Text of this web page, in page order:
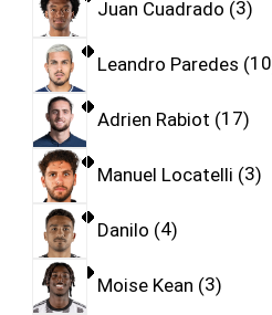
Juan Cuadrado 3
Leandro Paredes 10
Adrien Rabiot 17
Manuel Locatelli 3
Danilo 4
Moise Kean 3